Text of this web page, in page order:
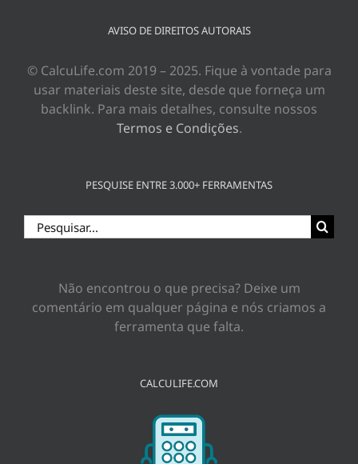
AVISO DE DIREITOS AUTORAIS
© CalcuLife.com 2019 – 2025. Fique à vontade para
usar materiais deste site, desde que forneça um
backlink. Para mais detalhes, consulte nossos
Termos e Condições.
PESQUISE ENTRE 3.000+ FERRAMENTAS
Buscar
resultados
Não encontrou o que precisa? Deixe um
comentário em qualquer página e nós criamos a
ferramenta que falta.
CALCULIFE.COM